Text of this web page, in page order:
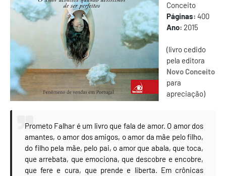
Conceito
Páginas: 400
Ano: 2015
(livro cedido
pela editora
Novo Conceito
para
apreciação)
Prometo Falhar é um livro que fala de amor. O amor dos
amantes, o amor dos amigos, o amor da mãe pelo filho,
do filho pela mãe, pelo pai, o amor que abala, que toca,
que arrebata, que emociona, que descobre e encobre,
que fere e cura, que prende e liberta. Em crônicas